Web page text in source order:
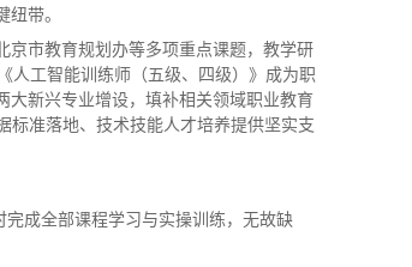
带。
京市教育规划办等多项重点课题，教学研
人工智能训练师（五级、四级）》成为职
大新兴专业增设，填补相关领域职业教育
标准落地、技术技能人才培养提供坚实支
成全部课程学习与实操训练，无故缺